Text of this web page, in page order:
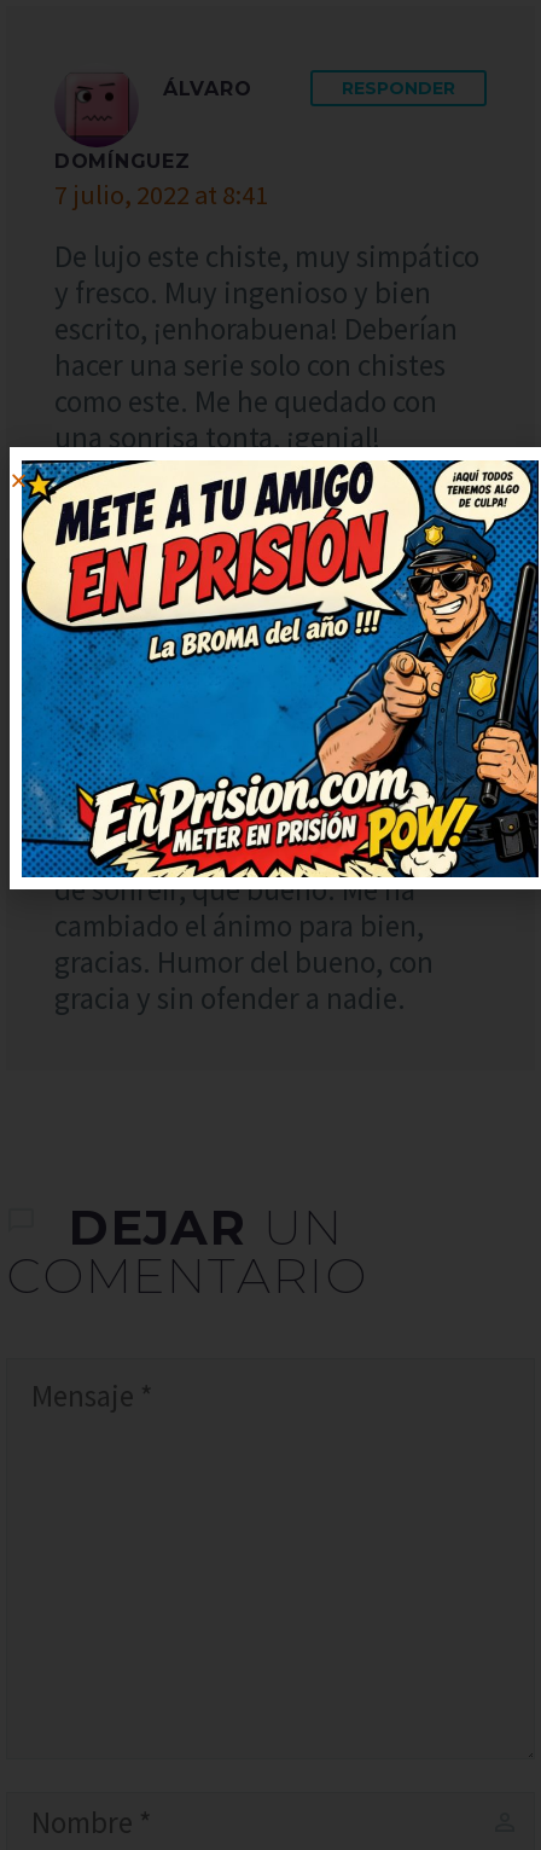
ÁLVARO
DOMÍNGUEZ
7 julio, 2022 at 8:41
RESPONDER
De lujo este chiste, muy simpático
y fresco. Muy ingenioso y bien
escrito, ¡enhorabuena! Deberían
hacer una serie solo con chistes
como este. Me he quedado con
una sonrisa tonta, ¡genial!
ROSA
GÓMEZ
14 noviembre, 2023
at 20:02
RESPONDER
Me ha encantado el giro final,
súper ingenioso. No puedo dejar
de sonreír, qué bueno. Me ha
cambiado el ánimo para bien,
gracias. Humor del bueno, con
gracia y sin ofender a nadie.
DEJAR UN
COMENTARIO